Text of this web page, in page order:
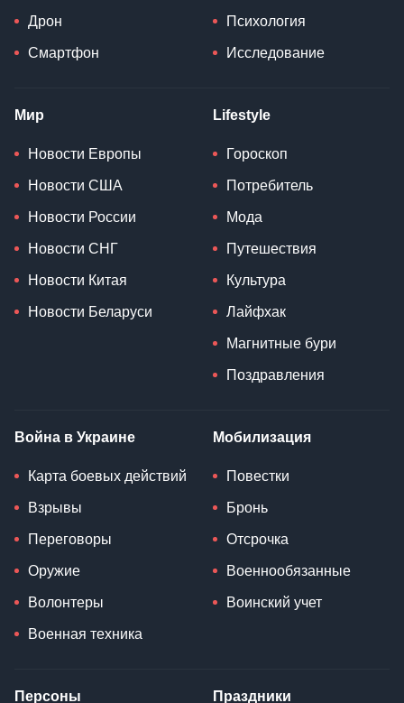
Дрон
Смартфон
Психология
Исследование
Мир
Новости Европы
Новости США
Новости России
Новости СНГ
Новости Китая
Новости Беларуси
Lifestyle
Гороскоп
Потребитель
Мода
Путешествия
Культура
Лайфхак
Магнитные бури
Поздравления
Война в Украине
Карта боевых действий
Взрывы
Переговоры
Оружие
Волонтеры
Военная техника
Мобилизация
Повестки
Бронь
Отсрочка
Военнообязанные
Воинский учет
Персоны Праздники